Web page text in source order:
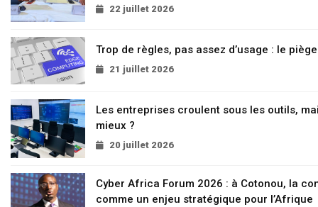
22 juillet 2026
Trop de règles, pas assez d’usage : le
21 juillet 2026
Les entreprises croulent sous les outils,
mieux ?
20 juillet 2026
Cyber Africa Forum 2026 : à Cotonou, la
comme un enjeu stratégique pour l’Afrique